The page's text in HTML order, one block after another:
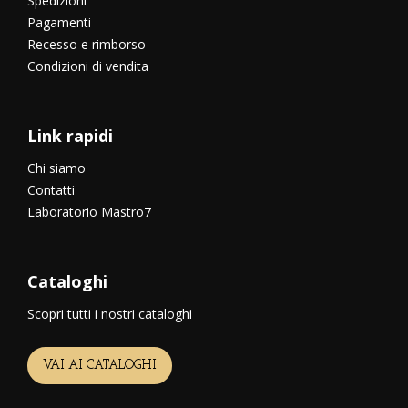
Pagamenti
Recesso e rimborso
Condizioni di vendita
Link rapidi
Chi siamo
Contatti
Laboratorio Mastro7
Cataloghi
Scopri tutti i nostri cataloghi
VAI AI CATALOGHI